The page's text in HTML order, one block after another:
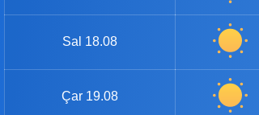
Sal 18.08
Çar 19.08